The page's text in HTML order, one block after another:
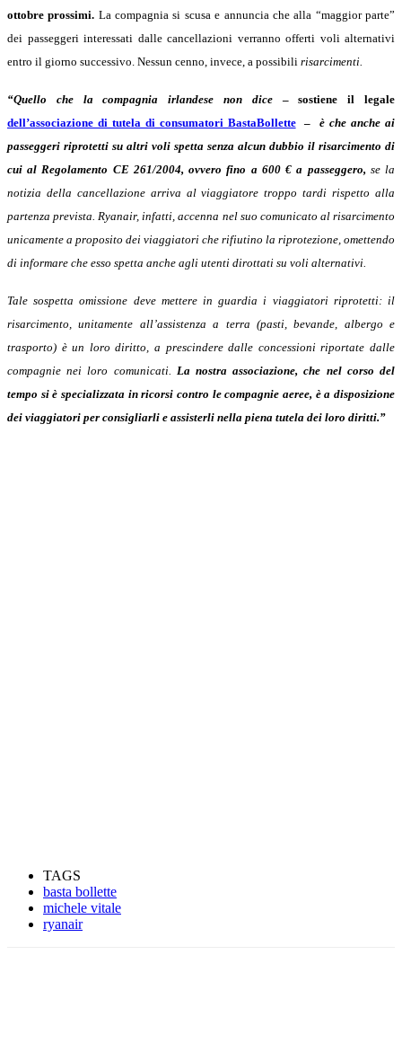
ottobre prossimi. La compagnia si scusa e annuncia che alla “maggior parte”
dei passeggeri interessati dalle cancellazioni verranno offerti voli alternativi
entro il giorno successivo. Nessun cenno, invece, a possibili risarcimenti.
“Quello che la compagnia irlandese non dice– sostiene il legale
dell’associazione di tutela di consumatori BastaBollette–è che anche ai
passeggeri riprotetti su altri voli spetta senza alcun dubbio il risarcimento di
cui al Regolamento CE 261/2004, ovvero fino a 600 € a passeggero, se la
notizia della cancellazione arriva al viaggiatore troppo tardi rispetto alla
partenza prevista. Ryanair, infatti, accenna nel suo comunicato al risarcimento
unicamente a proposito dei viaggiatori che rifiutino la riprotezione, omettendo
di informare che esso spetta anche agli utenti dirottati su voli alternativi.
Tale sospetta omissione deve mettere in guardia i viaggiatori riprotetti: il
risarcimento, unitamente all’assistenza a terra (pasti, bevande, albergo e
trasporto) è un loro diritto, a prescindere dalle concessioni riportate dalle
compagnie nei loro comunicati. La nostra associazione, che nel corso del
tempo si è specializzata in ricorsi contro le compagnie aeree, è a disposizione
dei viaggiatori per consigliarli e assisterli nella piena tutela dei loro diritti.”
TAGS
basta bollette
michele vitale
ryanair